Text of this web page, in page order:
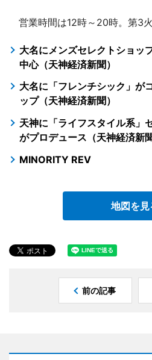
営業時間は12時～20時。第3火
大名にメンズセレクトショッ
中心（天神経済新聞）
大名に「フレンチシック」が
ップ（天神経済新聞）
天神に「ライフスタイル系」
がプロデュース（天神経済新聞
MINORITY REV
地図を見
前の記事